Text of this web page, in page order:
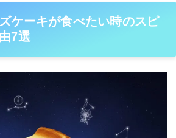
ケーキが食べたい時のスピ
7選